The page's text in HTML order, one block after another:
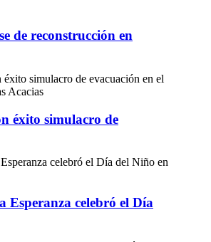
de reconstrucción en
éxito simulacro de
Esperanza celebró el Día